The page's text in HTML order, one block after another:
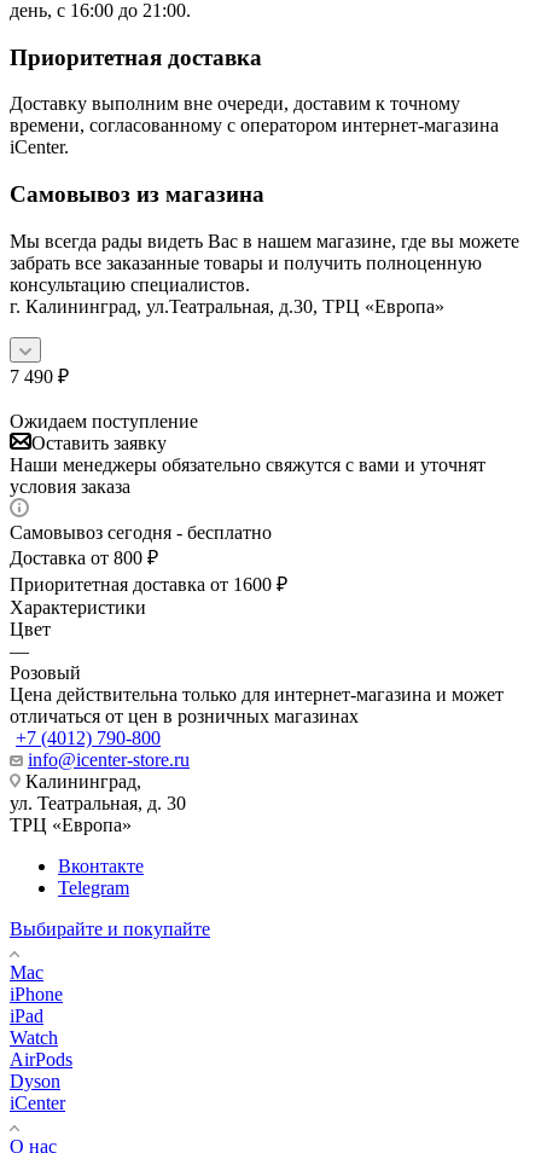
день, с 16:00 до 21:00.
Приоритетная доставка
Доставку выполним вне очереди, доставим к точному
времени, согласованному с оператором интернет-магазина
iCenter.
Самовывоз из магазина
Мы всегда рады видеть Вас в нашем магазине, где вы можете
забрать все заказанные товары и получить полноценную
консультацию специалистов.
г. Калининград, ул.Театральная, д.30, ТРЦ «Европа»
7 490 ₽
Ожидаем поступление
Оставить заявку
Наши менеджеры обязательно свяжутся с вами и уточнят
условия заказа
Самовывоз сегодня - бесплатно
Доставка от 800 ₽
Приоритетная доставка от 1600 ₽
Характеристики
Цвет
—
Розовый
Цена действительна только для интернет-магазина и может
отличаться от цен в розничных магазинах
+7 (4012) 790-800
info@icenter-store.ru
Калининград,
ул. Театральная, д. 30
ТРЦ «Европа»
Вконтакте
Telegram
Выбирайте и покупайте
Mac
iPhone
iPad
Watch
AirPods
Dyson
iCenter
О нас